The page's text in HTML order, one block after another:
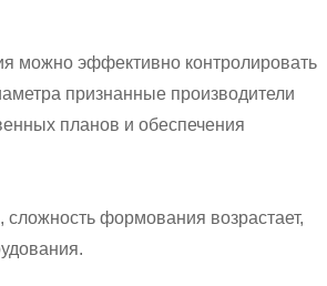
можно эффективно контролировать
признанные производители
планов и обеспечения
сложность формования возрастает,